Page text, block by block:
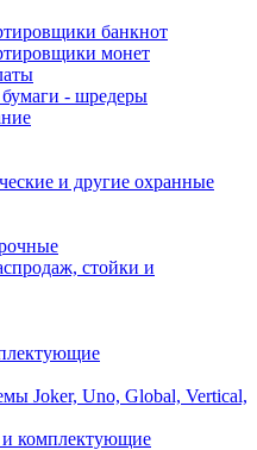
банкнот
монет
- шредеры
и другие охранные
стойки и
Joker, Uno, Global, Vertical,
комплектующие